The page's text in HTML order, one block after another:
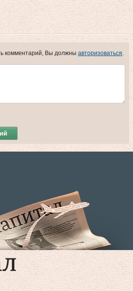
комментарий, Вы должны авторизоваться